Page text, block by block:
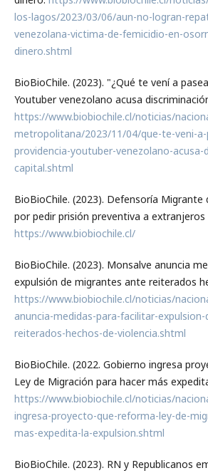
los-lagos/2023/03/06/aun-no-logran-
venezolana-victima-de-femicidio-en-
dinero.shtml
BioBioChile. (2023). "¿Qué te vení a
Youtuber venezolano acusa
https://www.biobiochile.cl/noticias/
metropolitana/2023/11/04/que-te-veni-a-
providencia-youtuber-venezolano-acusa-
capital.shtml
BioBioChile. (2023). Defensoría Migrante
por pedir prisión preventiva a
https://www.biobiochile.cl/
BioBioChile. (2023). Monsalve anuncia
expulsión de migrantes ante reiterados
https://www.biobiochile.cl/noticias/
anuncia-medidas-para-facilitar-
reiterados-hechos-de-violencia.shtml
BioBioChile. (2022. Gobierno ingresa
Ley de Migración para hacer más
https://www.biobiochile.cl/noticias/
ingresa-proyecto-que-reforma-ley-de-
mas-expedita-la-expulsion.shtml
BioBioChile. (2023). RN y Republicanos